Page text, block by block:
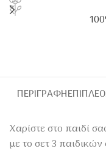
ΠΕΡΙΓΡΑΦΉ
Χαρίστε στο παιδί
με το σετ 3